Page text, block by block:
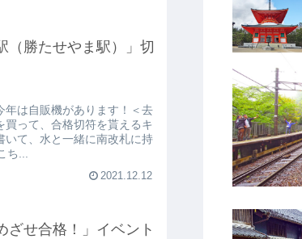
（勝たせやま駅）」切
年は自販機があります！＜去
って、合格切符を貰えるキ
いて、水と一緒に南改札に持
...
2021.12.12
ざせ合格！」イベント